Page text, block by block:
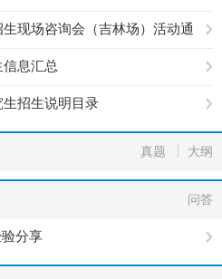
现场咨询会（吉林场）活动通
息汇总
招生说明目录
真题 大纲
问答
分享